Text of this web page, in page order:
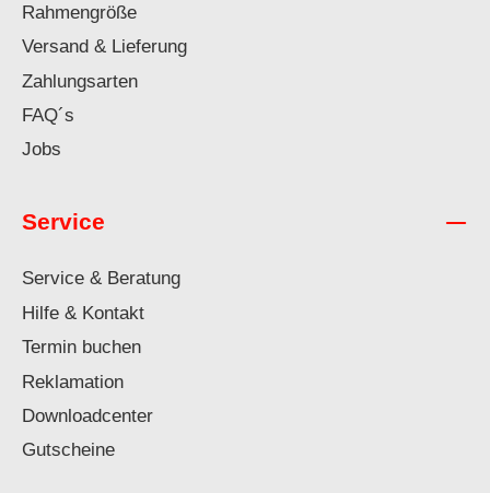
Rahmengröße
Versand & Lieferung
Zahlungsarten
FAQ´s
Jobs
Service
Service & Beratung
Hilfe & Kontakt
Termin buchen
Reklamation
Downloadcenter
Gutscheine